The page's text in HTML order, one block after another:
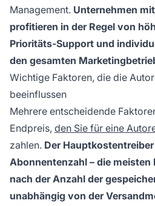
Management. Unternehmen
profitieren in der Regel von
Prioritäts-Support und
den gesamten
Wichtige Faktoren, die die
beeinflussen
Mehrere entscheidende
Endpreis, den Sie für eine
zahlen. Der
Abonnentenzahl – die meisten
nach der Anzahl der
unabhängig von der